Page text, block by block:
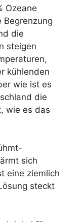
Ozeane
Begrenzung
die
steigen
kühlenden
wie ist es
die
wie es das
sich
eine ziemlich
steckt